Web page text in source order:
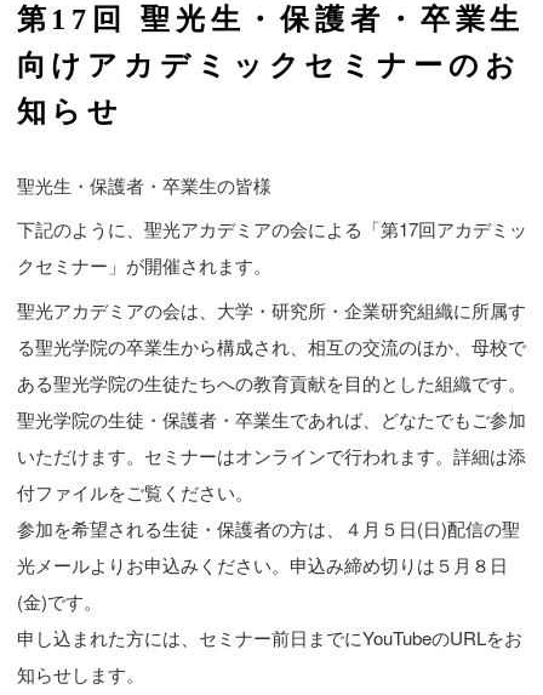
第17回 聖光生・保護者・卒業生
向けアカデミックセミナーのお
知らせ
聖光生・保護者・卒業生の皆様
下記のように、聖光アカデミアの会による「第17回アカデミッ
クセミナー」が開催されます。
聖光アカデミアの会は、大学・研究所・企業研究組織に所属す
る聖光学院の卒業生から構成され、相互の交流のほか、母校で
ある聖光学院の生徒たちへの教育貢献を目的とした組織です。
聖光学院の生徒・保護者・卒業生であれば、どなたでもご参加
いただけます。セミナーはオンラインで行われます。詳細は添
付ファイルをご覧ください。
参加を希望される生徒・保護者の方は、４月５日(日)配信の聖
光メールよりお申込みください。申込み締め切りは５月８日
(金)です。
申し込まれた方には、セミナー前日までにYouTubeのURLをお
知らせします。